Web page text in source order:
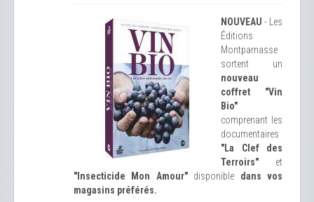
NOUVEAU - Les
Éditions
Montparnasse
sortent un
nouveau
coffret "Vin
Bio"
comprenant les
documentaires
"La Clef des
Terroirs" et
"Insecticide Mon Amour"disponible dans vos
magasins préférés.